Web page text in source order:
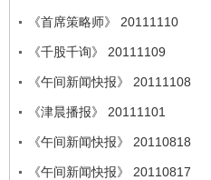
《首席策略师》 20111110
《千股千询》 20111109
《午间新闻快报》 20111108
《津晨播报》 20111101
《午间新闻快报》 20110818
《午间新闻快报》 20110817